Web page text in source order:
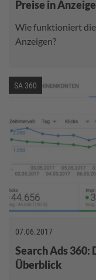
Preise in
Wie funktioniert
Anzeigen?
SA 360
07.06.2017
Search Ads 360:
Überblick